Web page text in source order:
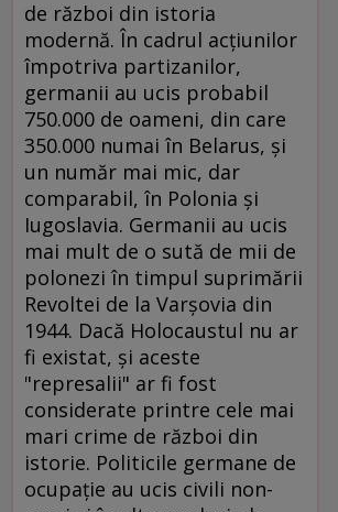
de război din istoria
modernă. În cadrul acţiunilor
împotriva partizanilor,
germanii au ucis probabil
750.000 de oameni, din care
350.000 numai în Belarus, şi
un număr mai mic, dar
comparabil, în Polonia şi
Iugoslavia. Germanii au ucis
mai mult de o sută de mii de
polonezi în timpul suprimării
Revoltei de la Varşovia din
1944. Dacă Holocaustul nu ar
fi existat, şi aceste
"represalii" ar fi fost
considerate printre cele mai
mari crime de război din
istorie. Politicile germane de
ocupaţie au ucis civili non-